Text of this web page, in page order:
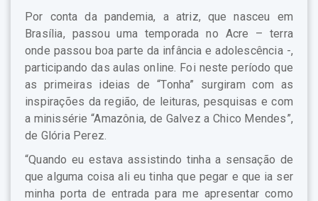
Por conta da pandemia, a atriz, que nasceu em
Brasília, passou uma temporada no Acre – terra
onde passou boa parte da infância e adolescência -,
participando das aulas online. Foi neste período que
as primeiras ideias de “Tonha” surgiram com as
inspirações da região, de leituras, pesquisas e com
a minissérie “Amazônia, de Galvez a Chico Mendes”,
de Glória Perez.
“Quando eu estava assistindo tinha a sensação de
que alguma coisa ali eu tinha que pegar e que ia ser
minha porta de entrada para me apresentar como